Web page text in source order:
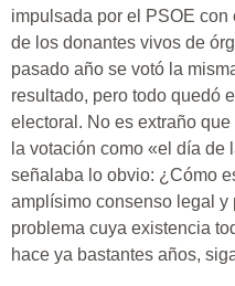
impulsada por el PSOE
de los donantes vivos de
pasado año se votó la
resultado, pero todo quedó
electoral. No es extraño
la votación como «el día de
señalaba lo obvio: ¿Cómo
amplísimo consenso legal y
problema cuya existencia
hace ya bastantes años,